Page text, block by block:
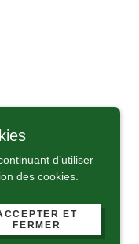
d’utiliser
des cookies.
ET
FERMER